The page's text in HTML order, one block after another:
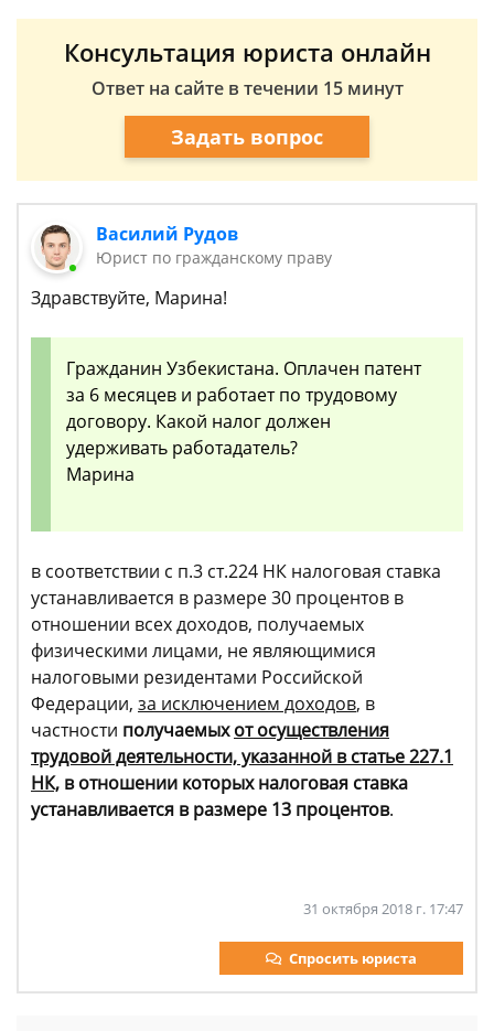
Консультация юриста онлайн
Ответ на сайте в течении 15 минут
Задать вопрос
Василий Рудов
Юрист по гражданскому праву
Здравствуйте, Марина!
Гражданин Узбекистана. Оплачен патент
за 6 месяцев и работает по трудовому
договору. Какой налог должен
удерживать работадатель?
Марина
в соответствии с п.3 ст.224 НК налоговая ставка
устанавливается в размере 30 процентов в
отношении всех доходов, получаемых
физическими лицами, не являющимися
налоговыми резидентами Российской
Федерации, за исключением доходов, в
частности получаемыхот осуществления
трудовой деятельности, указанной в статье 227.1
НК, в отношении которых налоговая ставка
устанавливается в размере 13 процентов.
31 октября 2018 г. 17:47
Спросить юриста